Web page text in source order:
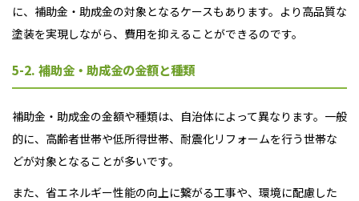
に、補助金・助成金の対象となるケースもあります。より高品質な
塗装を実現しながら、費用を抑えることができるのです。
5-2. 補助金・助成金の金額と種類
補助金・助成金の金額や種類は、自治体によって異なります。一般
的に、高齢者世帯や低所得世帯、耐震化リフォームを行う世帯な
どが対象となることが多いです。
また、省エネルギー性能の向上に繋がる工事や、環境に配慮した